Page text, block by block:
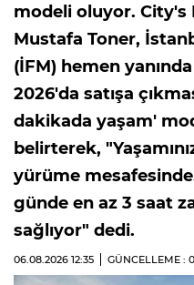
modeli oluyor. City's
Mustafa Toner,
(İFM) hemen
2026'da satışa
dakikada yaşam'
belirterek,
yürüme
günde en az 3 saat
sağlıyor" dedi.
06.08.2026 12:35 GÜNCELLEME :